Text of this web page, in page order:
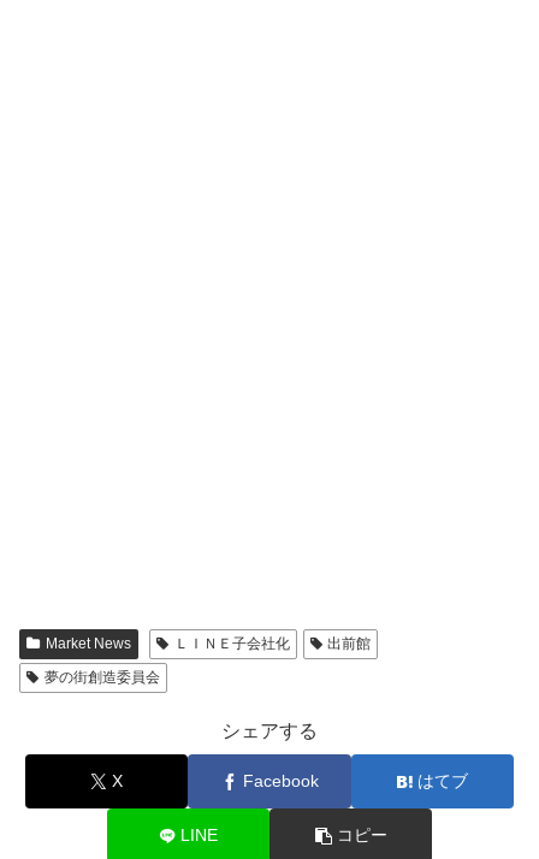
Market News ＬＩＮＥ子会社化
出前館
夢の街創造委員会
シェアする
X Facebook はてブ
LINE コピー